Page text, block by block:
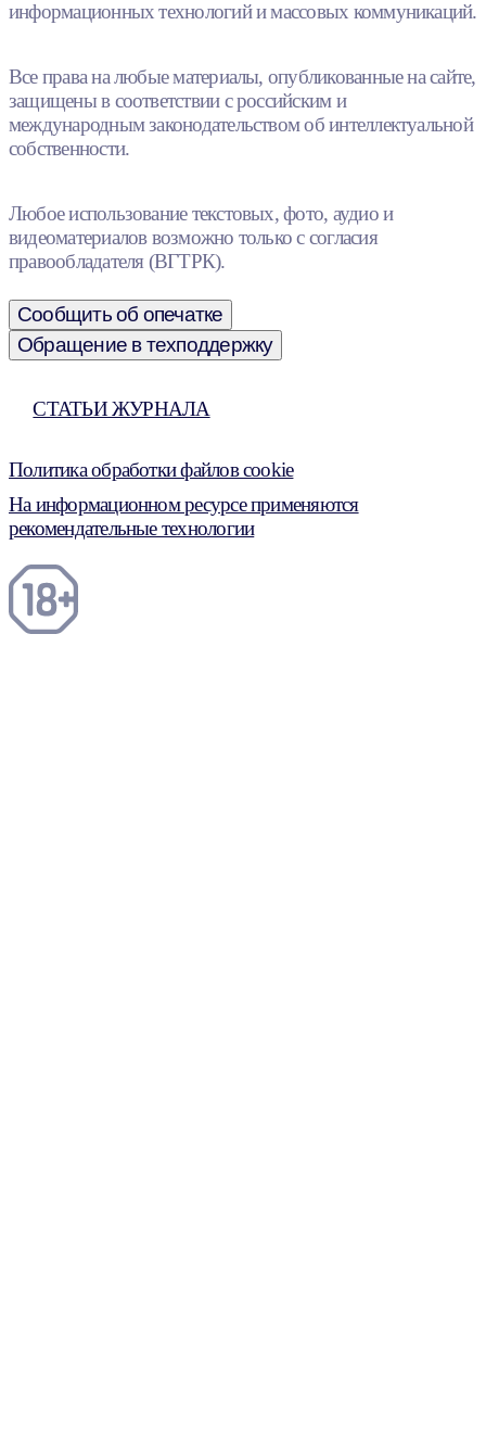
информационных технологий и массовых коммуникаций.
Все права на любые материалы, опубликованные на сайте,
защищены в соответствии с российским и
международным законодательством об интеллектуальной
собственности.
Любое использование текстовых, фото, аудио и
видеоматериалов возможно только с согласия
правообладателя (ВГТРК).
Сообщить об опечатке
Обращение в техподдержку
СТАТЬИ ЖУРНАЛА
Политика обработки файлов cookie
На информационном ресурсе применяются
рекомендательные технологии